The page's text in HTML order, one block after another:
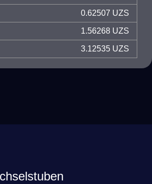
0.62507 UZS
1.56268 UZS
3.12535 UZS